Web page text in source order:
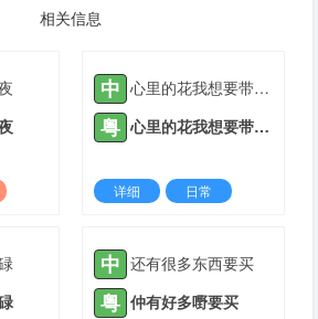
相关信息
中 心里的花我想要带你回家
粤 心里的花我想要带你回家
详细
日常
中 还有很多东西要买
粤 仲有好多嘢要买